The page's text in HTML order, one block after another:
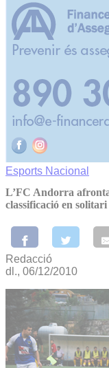
Esports Nacional
L’FC Andorra
classificació en solitari
Redacció
dl., 06/12/2010